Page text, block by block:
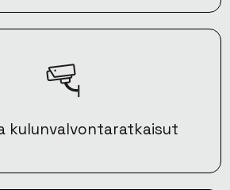
kulunvalvontaratkaisut